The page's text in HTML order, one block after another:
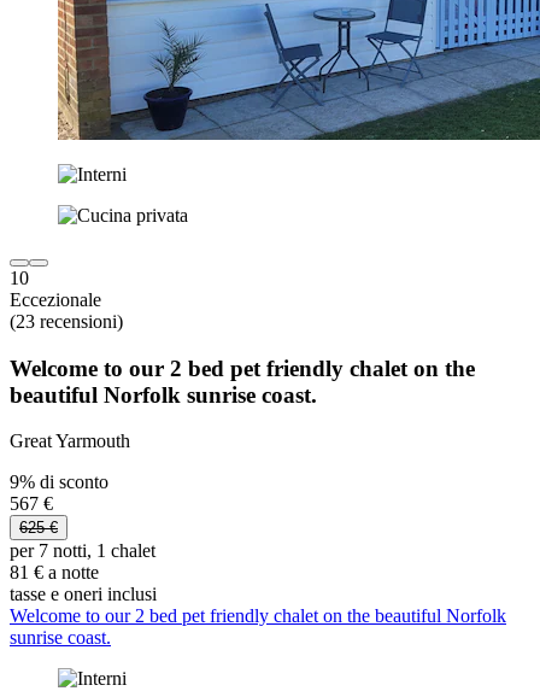
10
Eccezionale
(23 recensioni)
Welcome to our 2 bed pet friendly chalet on the
beautiful Norfolk sunrise coast.
Great Yarmouth
9% di sconto
567 €
625 €
per 7 notti, 1 chalet
81 € a notte
tasse e oneri inclusi
Welcome to our 2 bed pet friendly chalet on the beautiful Norfolk
sunrise coast.